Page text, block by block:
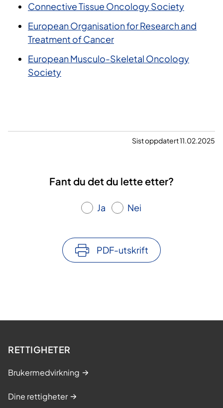
Connective Tissue Oncology Society
European Organisation for Research and
Treatment of Cancer
European Musculo-Skeletal Oncology
Society
Sist oppdatert 11.02.2025
Fant du det du lette etter?
Ja Nei
PDF-utskrift
RETTIGHETER
Brukermedvirkning
Dine rettigheter